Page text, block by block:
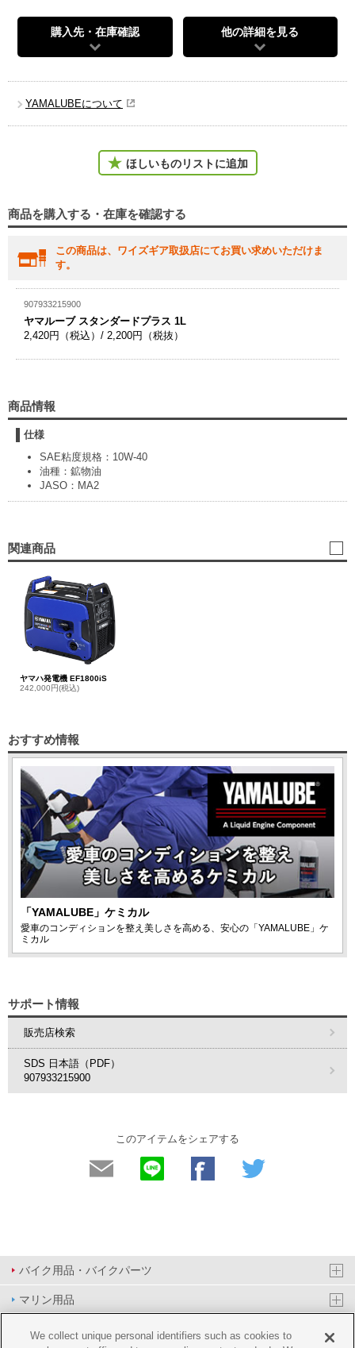
購入先・在庫確認 他の詳細を見る
YAMALUBEについて
ほしいものリストに追加
商品を購入する・在庫を確認する
この商品は、ワイズギア取扱店にてお買い求めいただけま
す。
907933215900
ヤマルーブ スタンダードプラス 1L
2,420円（税込）/ 2,200円（税抜）
商品情報
仕様
SAE粘度規格：10W-40
油種：鉱物油
JASO：MA2
関連商品
ヤマハ発電機 EF1800iS
242,000円(税込)
おすすめ情報
「YAMALUBE」ケミカル
愛車のコンディションを整え美しさを高める、安心の「YAMALUBE」ケ
ミカル
サポート情報
販売店検索
SDS 日本語（PDF）
907933215900
このアイテムをシェアする
バイク用品・バイクパーツ
マリン用品
PAS/YPJ用品
We collect unique personal identifiers such as cookies to